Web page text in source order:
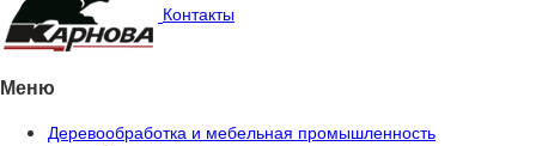
Контакты
Меню
Деревообработка и мебельная промышленность